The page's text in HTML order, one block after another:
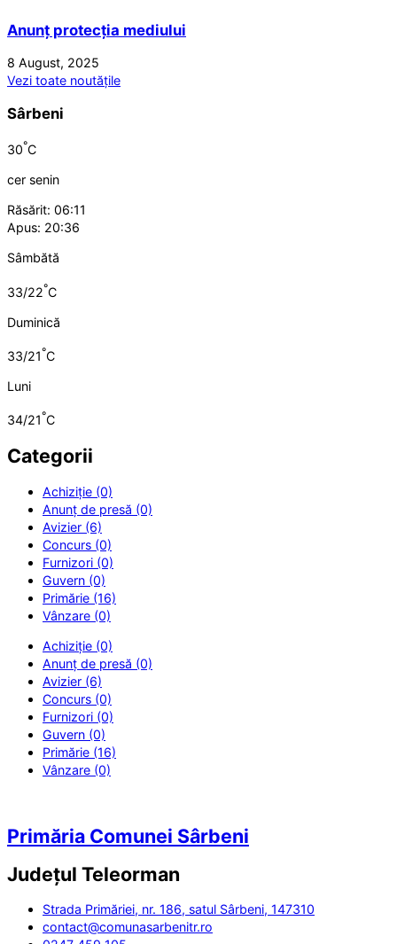
Anunț protecția mediului
8 August, 2025
Vezi toate noutățile
Sârbeni
30°C
cer senin
Răsărit: 06:11
Apus: 20:36
Sâmbătă
33/22°C
Duminică
33/21°C
Luni
34/21°C
Categorii
Achiziție (0)
Anunț de presă (0)
Avizier (6)
Concurs (0)
Furnizori (0)
Guvern (0)
Primărie (16)
Vânzare (0)
Achiziție (0)
Anunț de presă (0)
Avizier (6)
Concurs (0)
Furnizori (0)
Guvern (0)
Primărie (16)
Vânzare (0)
Primăria Comunei Sârbeni
Județul Teleorman
Strada Primăriei, nr. 186, satul Sârbeni, 147310
contact@comunasarbenitr.ro